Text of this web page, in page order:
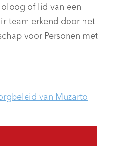
of lid van een
team erkend door het
voor Personen met
van Muzarto